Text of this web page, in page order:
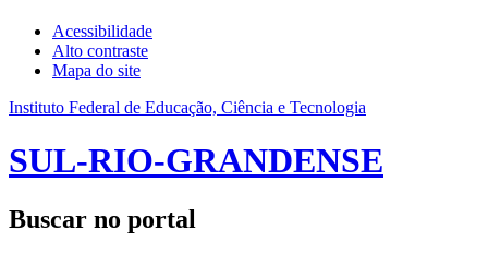
Acessibilidade
Alto contraste
Mapa do site
Instituto Federal de Educação, Ciência e Tecnologia
SUL-RIO-GRANDENSE
Buscar no portal